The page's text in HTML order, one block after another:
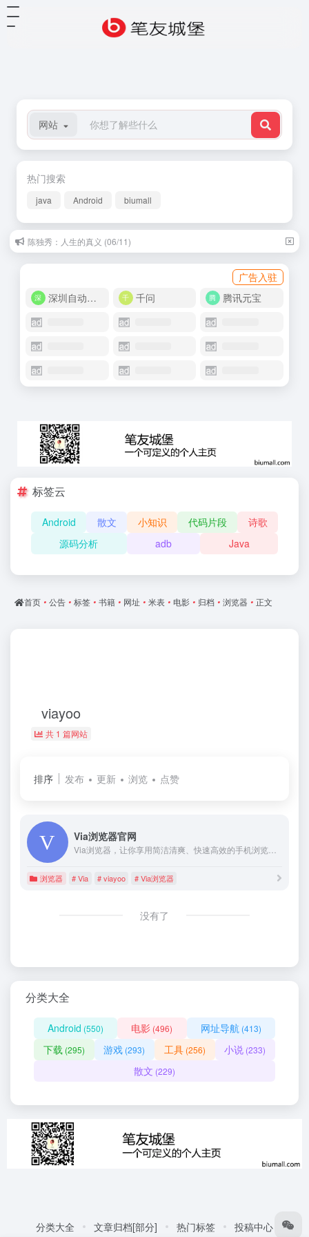
网站
热门搜索
java Android biumall
陈独秀：人生的真义 (06/11)
广告入驻
深圳自动化商城
千问 腾讯元宝
标签云
Android 散文 小知识 代码片段
诗歌
源码分析
adb Java
首页 • 公告 • 标签 • 书籍 • 网址 • 米表 • 电影 • 归档 • 浏览器 • 正文
viayoo
共 1 篇网站
排序 发布 更新 浏览 点赞
Via浏览器官网
浏览器 # Via # viayoo # Via浏览器
没有了
分类大全
Android (550) 电影 (496) 网址导航 (413)
下载 (295) 游戏 (293) 工具(256) 小说 (233)
散文 (229)
分类大全 文章归档[部分] 热门标签 投稿中心